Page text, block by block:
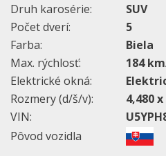
Druh karosérie:
SUV
Počet dverí:
5
Farba:
Biela
Max. rýchlosť:
184
Elektrické okná:
Rozmery (d/š/v):
4,480
VIN:
Pôvod vozidla